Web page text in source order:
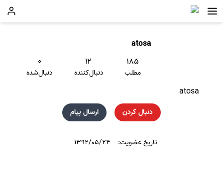
atosa
۱۸۵
مطلب
۱۲
دنبال‌کننده
۰
دنبال‌شده
atosa
دنبال کردن ارسال پیام
تاریخ عضویت: ۱۳۹۲/۰۵/۲۴